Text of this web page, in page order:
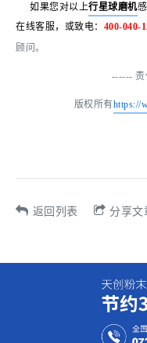
如果您对以上行星球磨机
在线客服，或致电： 400-040-
顾问。
------ 责
版权所有https://
返回列表 分享文